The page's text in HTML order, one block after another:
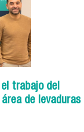
trabajo del
de levaduras